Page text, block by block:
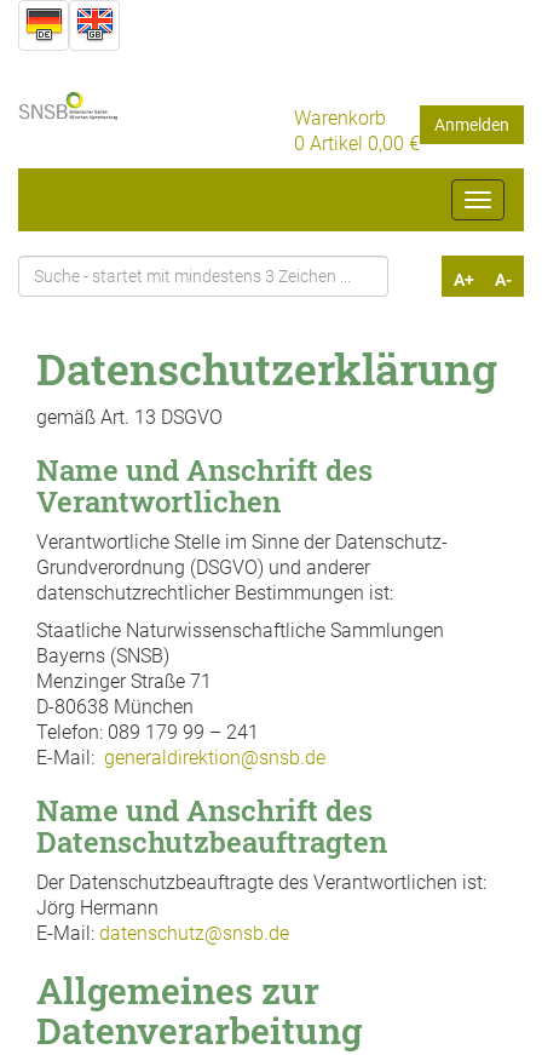
Warenkorb
0 Artikel 0,00 €
Anmelden
Toggle
A-
A+
Datenschutzerklärung
gemäß Art. 13 DSGVO
Name und Anschrift des
Verantwortlichen
Verantwortliche Stelle im Sinne der Datenschutz-
Grundverordnung (DSGVO) und anderer
datenschutzrechtlicher Bestimmungen ist:
Staatliche Naturwissenschaftliche Sammlungen
Bayerns (SNSB)
Menzinger Straße 71
D-80638 München
Telefon: 089 179 99 – 241
E-Mail: generaldirektion@snsb.de
Name und Anschrift des
Datenschutzbeauftragten
Der Datenschutzbeauftragte des Verantwortlichen ist:
Jörg Hermann
E-Mail: datenschutz@snsb.de
Allgemeines zur
Datenverarbeitung